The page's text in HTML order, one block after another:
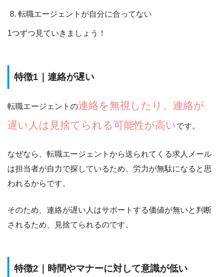
転職エージェントが自分に合ってない
1つずつ見ていきましょう！
特徴1｜連絡が遅い
転職エージェントの連絡を無視したり、連絡が
遅い人は見捨てられる可能性が高いです。
なぜなら、転職エージェントから送られてくる求人メール
は担当者が自力で探しているため、労力が無駄になると思
われるからです。
そのため、 連絡が遅い人はサポートする価値が無いと判断
されるため、見捨てられるのです。
特徴2｜時間やマナーに対して意識が低い